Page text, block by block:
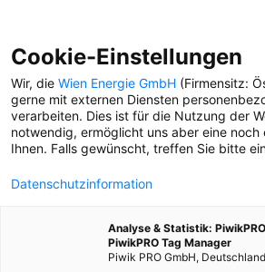
DIVERSITÄT
und
Cookie-Einstellungen
Wir, die Wien Energie GmbH (Firmensitz:
gerne mit externen Diensten
verarbeiten. Dies ist für die Nutzung der
notwendig, ermöglicht uns aber eine
Ihnen. Falls gewünscht, treffen Sie bitte
Datenschutzinformation
Analyse & Statistik:
PiwikPRO Tag Manager
Piwik PRO GmbH, Deutschland